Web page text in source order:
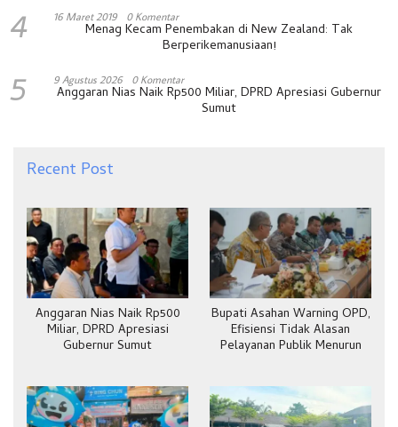
4 16 Maret 2019 0 Komentar
Menag Kecam Penembakan di New Zealand: Tak
Berperikemanusiaan!
5 9 Agustus 2026 0 Komentar
Anggaran Nias Naik Rp500 Miliar, DPRD Apresiasi Gubernur
Sumut
Recent Post
Anggaran Nias Naik Rp500
Miliar, DPRD Apresiasi
Gubernur Sumut
Bupati Asahan Warning OPD,
Efisiensi Tidak Alasan
Pelayanan Publik Menurun